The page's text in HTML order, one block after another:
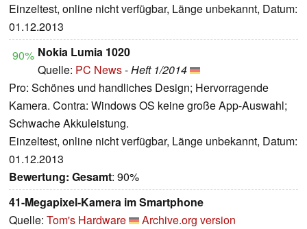
Einzeltest, online nicht verfügbar, Länge unbekannt, Datum:
01.12.2013
90% Nokia Lumia 1020
Quelle: PC News-Heft 1/2014
Pro: Schönes und handliches Design; Hervorragende
Kamera. Contra: Windows OS keine große App-Auswahl;
Schwache Akkuleistung.
Einzeltest, online nicht verfügbar, Länge unbekannt, Datum:
01.12.2013
Bewertung: Gesamt: 90%
41-Megapixel-Kamera im Smartphone
Quelle: Tom's Hardware
Archive.org version